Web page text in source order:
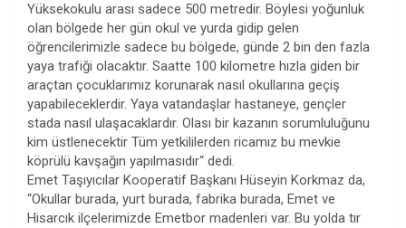
Yüksekokulu arası sadece 500 metredir. Böylesi yoğunluk
olan bölgede her gün okul ve yurda gidip gelen
öğrencilerimizle sadece bu bölgede, günde 2 bin den fazla
yaya trafiği olacaktır. Saatte 100 kilometre hızla giden bir
araçtan çocuklarımız korunarak nasıl okullarına geçiş
yapabileceklerdir. Yaya vatandaşlar hastaneye, gençler
stada nasıl ulaşacaklardır. Olası bir kazanın sorumluluğunu
kim üstlenecektir Tüm yetkililerden ricamız bu mevkie
köprülü kavşağın yapılmasıdır“ dedi.
Emet Taşıyıcılar Kooperatif Başkanı Hüseyin Korkmaz da,
“Okullar burada, yurt burada, fabrika burada, Emet ve
Hisarcık ilçelerimizde Emetbor madenleri var. Bu yolda tır